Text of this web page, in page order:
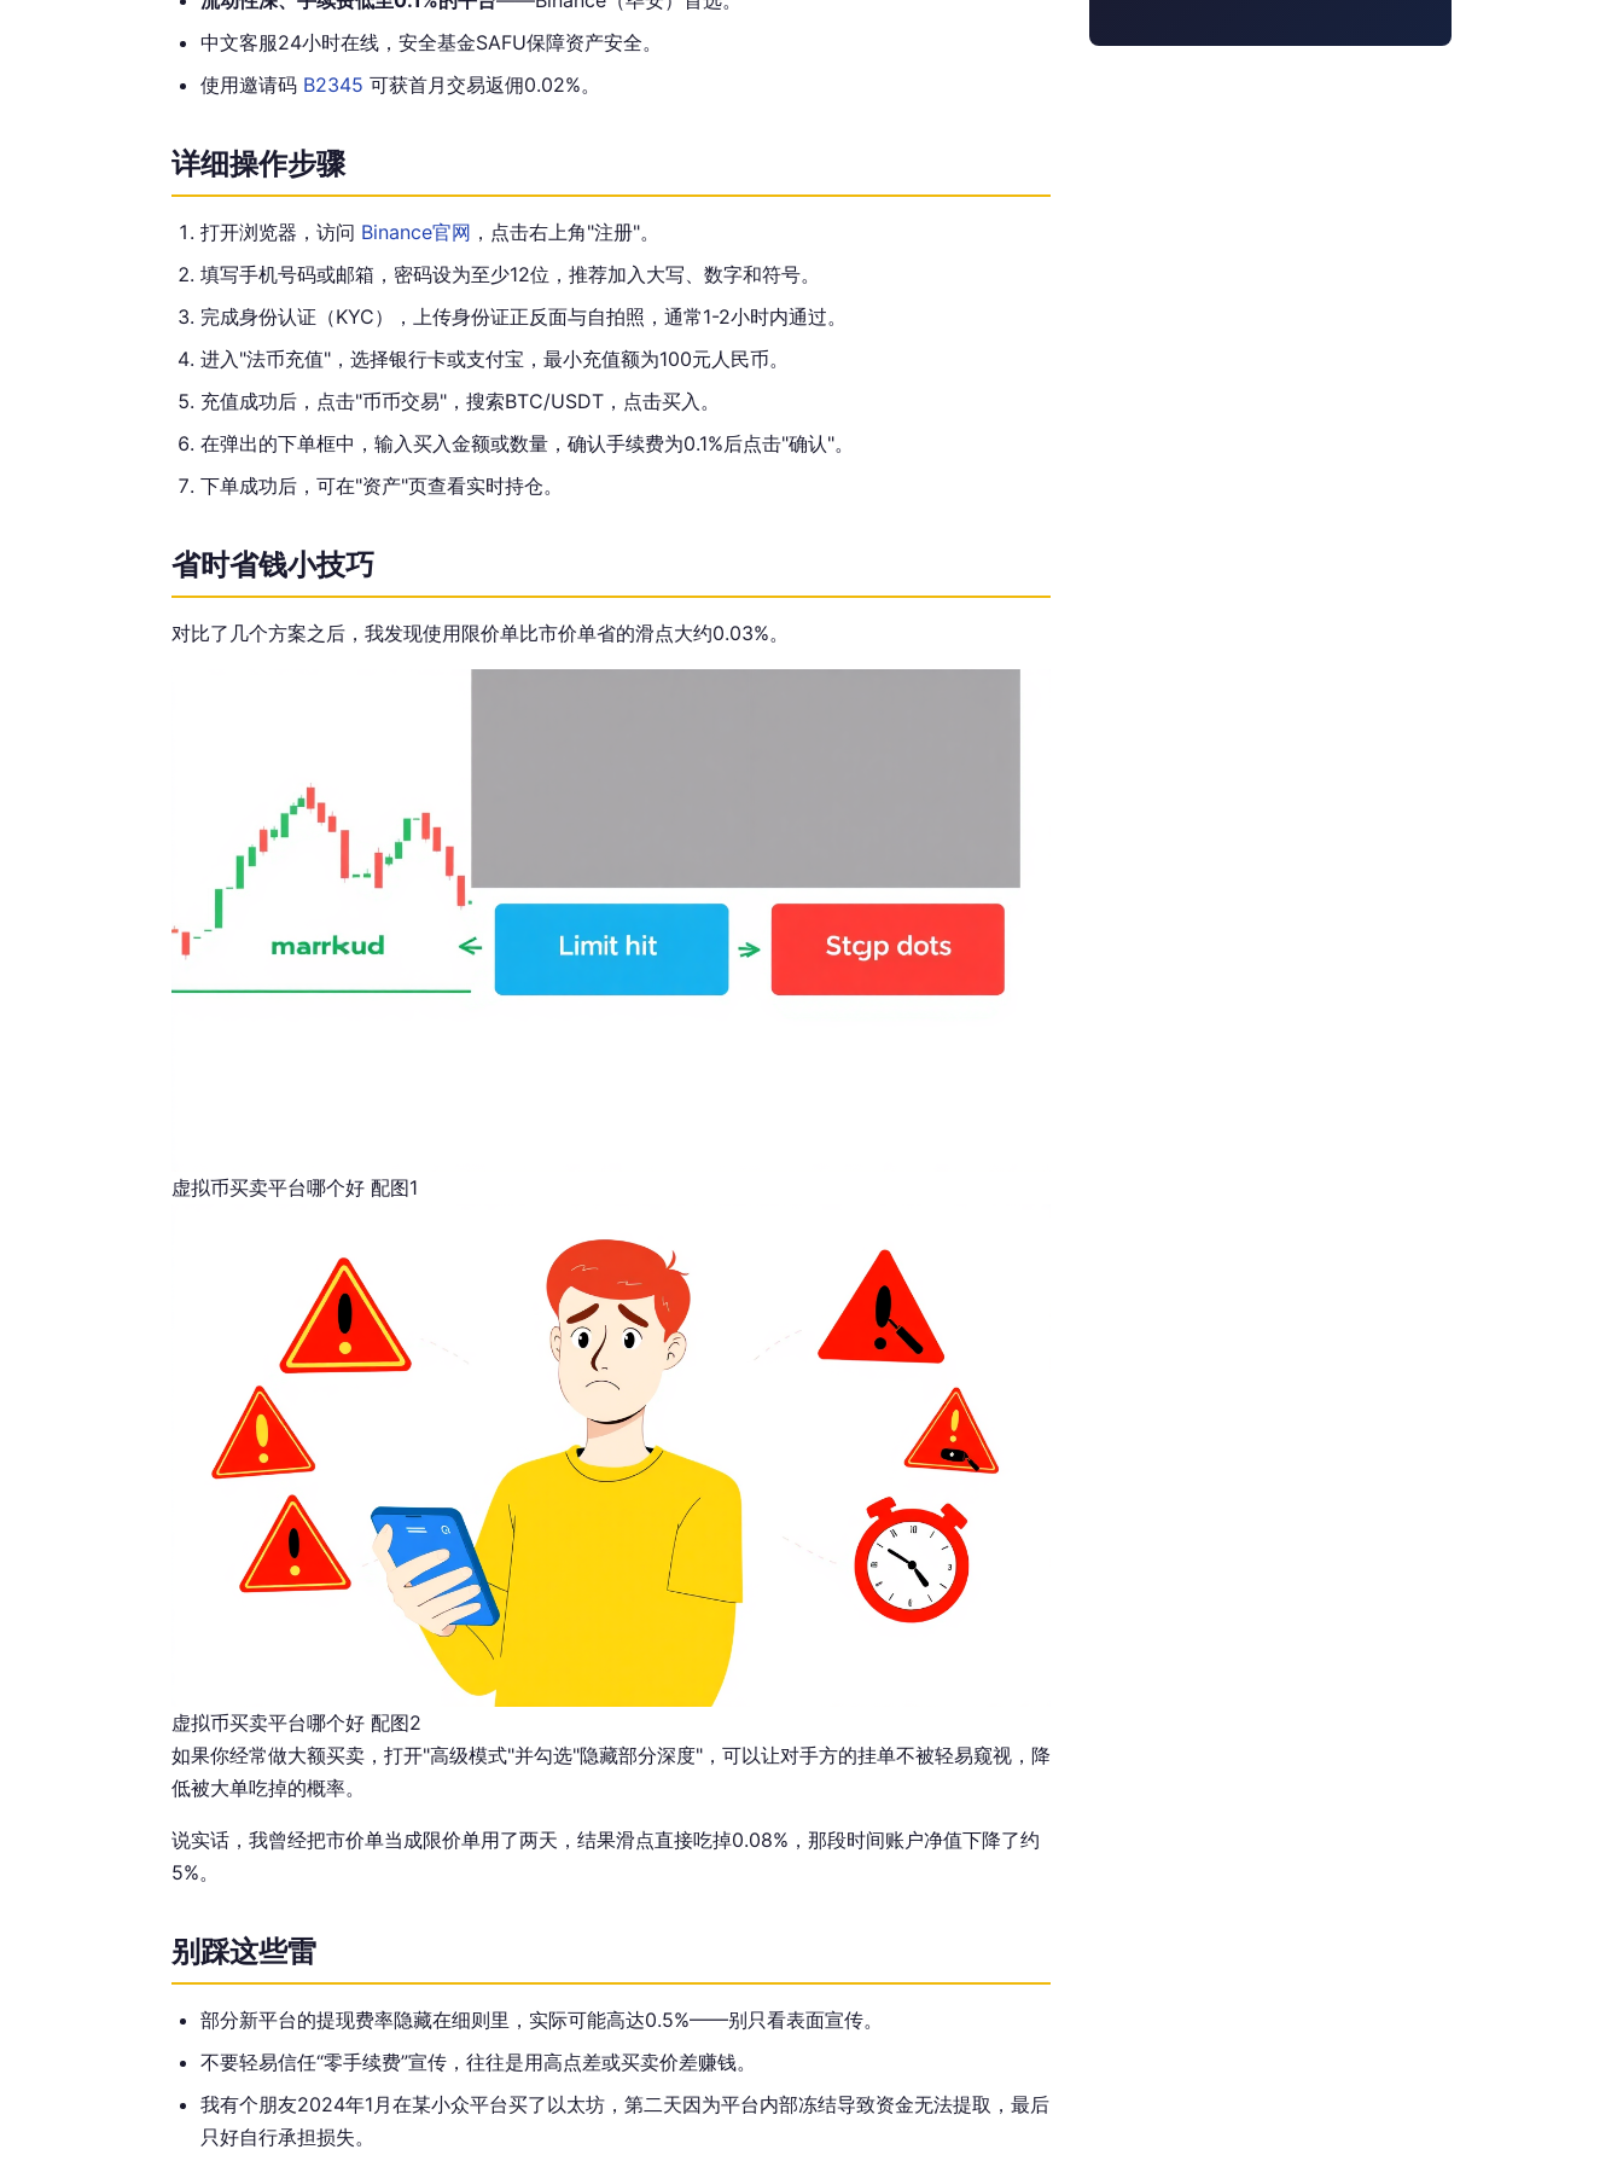
中文客服24小时在线，安全基金SAFU保障资产安全。
使用邀请码 B2345 可获首月交易返佣0.02%。
详细操作步骤
打开浏览器，访问 Binance官网 ，点击右上角"注册"。
填写手机号码或邮箱，密码设为至少12位，推荐加入大写、数字和符号。
完成身份认证（KYC），上传身份证正反面与自拍照，通常1-2小时内通过。
进入"法币充值"，选择银行卡或支付宝，最小充值额为100元人民币。
充值成功后，点击"币币交易"，搜索BTC/USDT，点击买入。
在弹出的下单框中，输入买入金额或数量，确认手续费为0.1%后点击"确认"。
下单成功后，可在"资产"页查看实时持仓。
省时省钱小技巧
对比了几个方案之后，我发现使用限价单比市价单省的滑点大约0.03%。
虚拟币买卖平台哪个好 配图1
虚拟币买卖平台哪个好 配图2
如果你经常做大额买卖，打开"高级模式"并勾选"隐藏部分深度"，可以让对手方的挂单不被轻易窥视，降
低被大单吃掉的概率。
说实话，我曾经把市价单当成限价单用了两天，结果滑点直接吃掉0.08%，那段时间账户净值下降了约
5%。
别踩这些雷
部分新平台的提现费率隐藏在细则里，实际可能高达0.5%——别只看表面宣传。
不要轻易信任“零手续费”宣传，往往是用高点差或买卖价差赚钱。
我有个朋友2024年1月在某小众平台买了以太坊，第二天因为平台内部冻结导致资金无法提取，最后
只好自行承担损失。